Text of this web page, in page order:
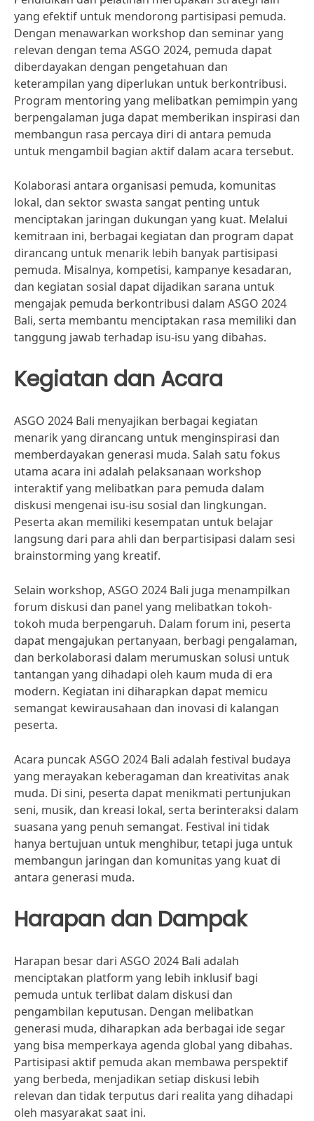
yang efektif untuk mendorong partisipasi pemuda.
Dengan menawarkan workshop dan seminar yang
relevan dengan tema ASGO 2024, pemuda dapat
diberdayakan dengan pengetahuan dan
keterampilan yang diperlukan untuk berkontribusi.
Program mentoring yang melibatkan pemimpin yang
berpengalaman juga dapat memberikan inspirasi dan
membangun rasa percaya diri di antara pemuda
untuk mengambil bagian aktif dalam acara tersebut.
Kolaborasi antara organisasi pemuda, komunitas
lokal, dan sektor swasta sangat penting untuk
menciptakan jaringan dukungan yang kuat. Melalui
kemitraan ini, berbagai kegiatan dan program dapat
dirancang untuk menarik lebih banyak partisipasi
pemuda. Misalnya, kompetisi, kampanye kesadaran,
dan kegiatan sosial dapat dijadikan sarana untuk
mengajak pemuda berkontribusi dalam ASGO 2024
Bali, serta membantu menciptakan rasa memiliki dan
tanggung jawab terhadap isu-isu yang dibahas.
Kegiatan dan Acara
ASGO 2024 Bali menyajikan berbagai kegiatan
menarik yang dirancang untuk menginspirasi dan
memberdayakan generasi muda. Salah satu fokus
utama acara ini adalah pelaksanaan workshop
interaktif yang melibatkan para pemuda dalam
diskusi mengenai isu-isu sosial dan lingkungan.
Peserta akan memiliki kesempatan untuk belajar
langsung dari para ahli dan berpartisipasi dalam sesi
brainstorming yang kreatif.
Selain workshop, ASGO 2024 Bali juga menampilkan
forum diskusi dan panel yang melibatkan tokoh-
tokoh muda berpengaruh. Dalam forum ini, peserta
dapat mengajukan pertanyaan, berbagi pengalaman,
dan berkolaborasi dalam merumuskan solusi untuk
tantangan yang dihadapi oleh kaum muda di era
modern. Kegiatan ini diharapkan dapat memicu
semangat kewirausahaan dan inovasi di kalangan
peserta.
Acara puncak ASGO 2024 Bali adalah festival budaya
yang merayakan keberagaman dan kreativitas anak
muda. Di sini, peserta dapat menikmati pertunjukan
seni, musik, dan kreasi lokal, serta berinteraksi dalam
suasana yang penuh semangat. Festival ini tidak
hanya bertujuan untuk menghibur, tetapi juga untuk
membangun jaringan dan komunitas yang kuat di
antara generasi muda.
Harapan dan Dampak
Harapan besar dari ASGO 2024 Bali adalah
menciptakan platform yang lebih inklusif bagi
pemuda untuk terlibat dalam diskusi dan
pengambilan keputusan. Dengan melibatkan
generasi muda, diharapkan ada berbagai ide segar
yang bisa memperkaya agenda global yang dibahas.
Partisipasi aktif pemuda akan membawa perspektif
yang berbeda, menjadikan setiap diskusi lebih
relevan dan tidak terputus dari realita yang dihadapi
oleh masyarakat saat ini.